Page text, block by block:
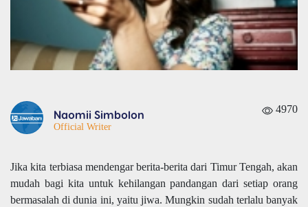
Naomii Simbolon
Official Writer
4970
Jika kita terbiasa mendengar berita-berita dari Timur Tengah, akan
mudah bagi kita untuk kehilangan pandangan dari setiap orang
bermasalah di dunia ini, yaitu jiwa. Mungkin sudah terlalu banyak